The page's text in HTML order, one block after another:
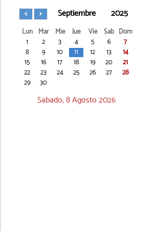
Septiembre 2025
Lun Mar Mie Jue Vie Sab Dom
1
2 3 4 5 6
7
8
9 10 11 12 13
14
15
16 17 18 19 20
21
22
23 24 25 26 27
28
29
30
Sabado, 8 Agosto 2026